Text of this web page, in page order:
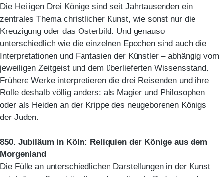
Die Heiligen Drei Könige sind seit Jahrtausenden ein
zentrales Thema christlicher Kunst, wie sonst nur die
Kreuzigung oder das Osterbild. Und genauso
unterschiedlich wie die einzelnen Epochen sind auch die
Interpretationen und Fantasien der Künstler – abhängig vom
jeweiligen Zeitgeist und dem überlieferten Wissensstand.
Frühere Werke interpretieren die drei Reisenden und ihre
Rolle deshalb völlig anders: als Magier und Philosophen
oder als Heiden an der Krippe des neugeborenen Königs
der Juden.
850. Jubiläum in Köln: Reliquien der Könige aus dem
Morgenland
Die Fülle an unterschiedlichen Darstellungen in der Kunst